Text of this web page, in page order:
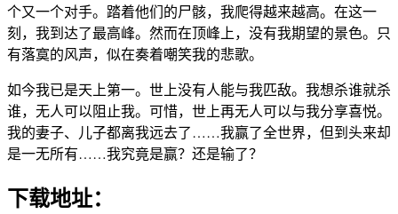
个又一个对手。踏着他们的尸骸，我爬得越来越高。在这一
刻，我到达了最高峰。然而在顶峰上，没有我期望的景色。只
有落寞的风声，似在奏着嘲笑我的悲歌。
如今我已是天上第一。世上没有人能与我匹敌。我想杀谁就杀
谁，无人可以阻止我。可惜，世上再无人可以与我分享喜悦。
我的妻子、儿子都离我远去了……我赢了全世界，但到头来却
是一无所有……我究竟是赢？还是输了？
下载地址：